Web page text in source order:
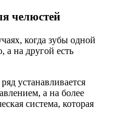
челюстей
когда зубы одной
на другой есть
устанавливается
а на более
система, которая